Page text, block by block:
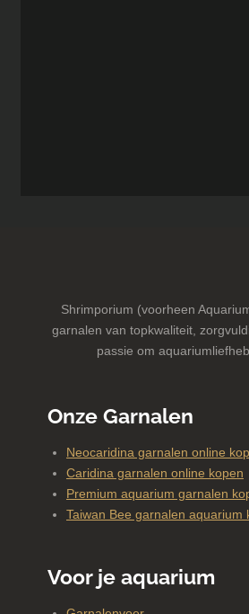
Shrimporium (voorheen
garnalen van topkwaliteit,
passie om
Onze Garnalen
Neocaridina garnalen online
Caridina garnalen online kopen
Premium aquarium garnalen
Taiwan Bee garnalen aquarium
Voor je aquarium